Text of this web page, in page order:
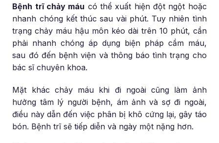
Bệnh trĩ chảy máu có thể xuất hiện đột ngột hoặc
nhanh chóng kết thúc sau vài phút. Tuy nhiên tình
trạng chảy máu hậu môn kéo dài trên 10 phút, cần
phải nhanh chóng áp dụng biện pháp cầm máu,
sau đó đến bệnh viện và thông báo tình trạng cho
bác sĩ chuyên khoa.
Mặt khác chảy máu khi đi ngoài cũng làm ảnh
hưởng tâm lý người bệnh, ám ảnh và sợ đi ngoài,
điều này dẫn đến việc phân bị khô cứng lại, gây táo
bón. Bệnh trĩ sẽ tiếp diễn và ngày một nặng hơn.